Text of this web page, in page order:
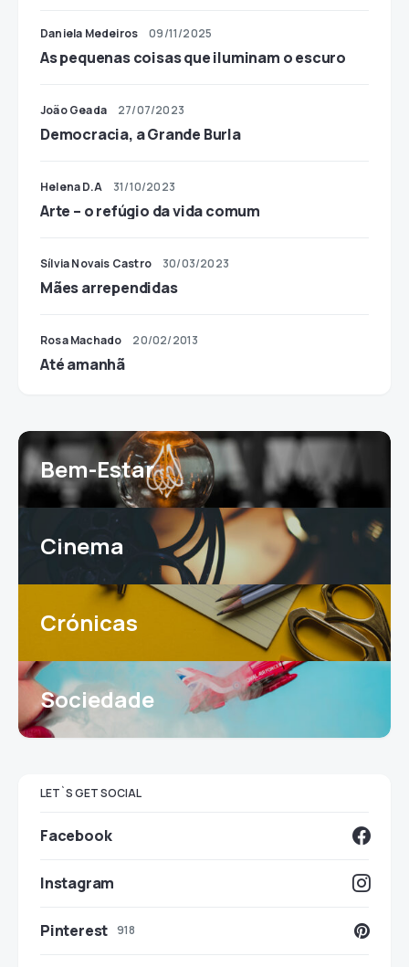
Daniela Medeiros 09/11/2025
As pequenas coisas que iluminam o escuro
João Geada 27/07/2023
Democracia, a Grande Burla
Helena D.A 31/10/2023
Arte – o refúgio da vida comum
Sílvia Novais Castro 30/03/2023
Mães arrependidas
Rosa Machado 20/02/2013
Até amanhã
Bem-Estar
Cinema
Crónicas
Sociedade
LET`S GET SOCIAL
Facebook
Instagram
Pinterest 918